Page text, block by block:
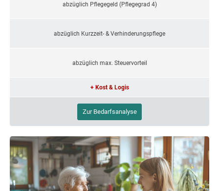
abzüglich Pflegegeld (Pflegegrad 4)
abzüglich Kurzzeit- & Verhinderungspflege
abzüglich max. Steuervorteil
+ Kost & Logis
Zur Bedarfsanalyse